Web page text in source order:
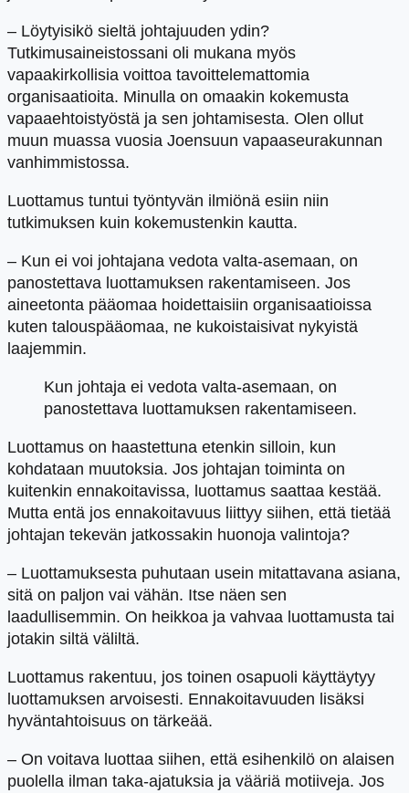
– Löytyisikö sieltä johtajuuden ydin?
Tutkimusaineistossani oli mukana myös
vapaakirkollisia voittoa tavoittelemattomia
organisaatioita. Minulla on omaakin kokemusta
vapaaehtoistyöstä ja sen johtamisesta. Olen ollut
muun muassa vuosia Joensuun vapaaseurakunnan
vanhimmistossa.
Luottamus tuntui työntyvän ilmiönä esiin niin
tutkimuksen kuin kokemustenkin kautta.
– Kun ei voi johtajana vedota valta-asemaan, on
panostettava luottamuksen rakentamiseen. Jos
aineetonta pääomaa hoidettaisiin organisaatioissa
kuten talouspääomaa, ne kukoistaisivat nykyistä
laajemmin.
Kun johtaja ei vedota valta-asemaan, on
panostettava luottamuksen rakentamiseen.
Luottamus on haastettuna etenkin silloin, kun
kohdataan muutoksia. Jos johtajan toiminta on
kuitenkin ennakoitavissa, luottamus saattaa kestää.
Mutta entä jos ennakoitavuus liittyy siihen, että tietää
johtajan tekevän jatkossakin huonoja valintoja?
– Luottamuksesta puhutaan usein mitattavana asiana,
sitä on paljon vai vähän. Itse näen sen
laadullisemmin. On heikkoa ja vahvaa luottamusta tai
jotakin siltä väliltä.
Luottamus rakentuu, jos toinen osapuoli käyttäytyy
luottamuksen arvoisesti. Ennakoitavuuden lisäksi
hyväntahtoisuus on tärkeää.
– On voitava luottaa siihen, että esihenkilö on alaisen
puolella ilman taka-ajatuksia ja vääriä motiiveja. Jos